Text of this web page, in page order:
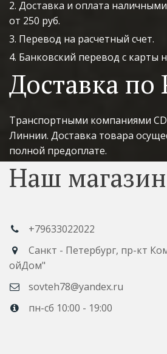
2. Доставка и оплата
от 250 руб.
3. Перевод на расчетный счет.
4. Банковский перевод с карты
Доставка по
Транспортными компаниями
Линнии. Доставка товара
полной предоплате.
Наш
+79633022022
Санкт - Петербург, пр-кт
ойДом"
sovteh78@yandex.ru
пн-сб 10:00 - 19:00